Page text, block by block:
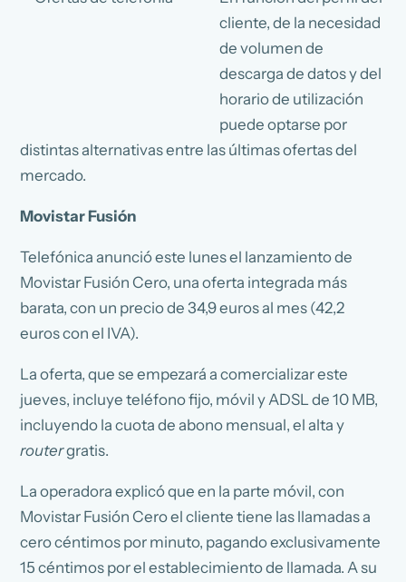
cliente, de la necesidad
de volumen de
descarga de datos y del
horario de utilización
puede optarse por
distintas alternativas entre las últimas ofertas del
mercado.
Movistar Fusión
Telefónica anunció este lunes el lanzamiento de
Movistar Fusión Cero, una oferta integrada más
barata, con un precio de 34,9 euros al mes (42,2
euros con el IVA).
La oferta, que se empezará a comercializar este
jueves, incluye teléfono fijo, móvil y ADSL de 10 MB,
incluyendo la cuota de abono mensual, el alta y
routergratis.
La operadora explicó que en la parte móvil, con
Movistar Fusión Cero el cliente tiene las llamadas a
cero céntimos por minuto, pagando exclusivamente
15 céntimos por el establecimiento de llamada. A su